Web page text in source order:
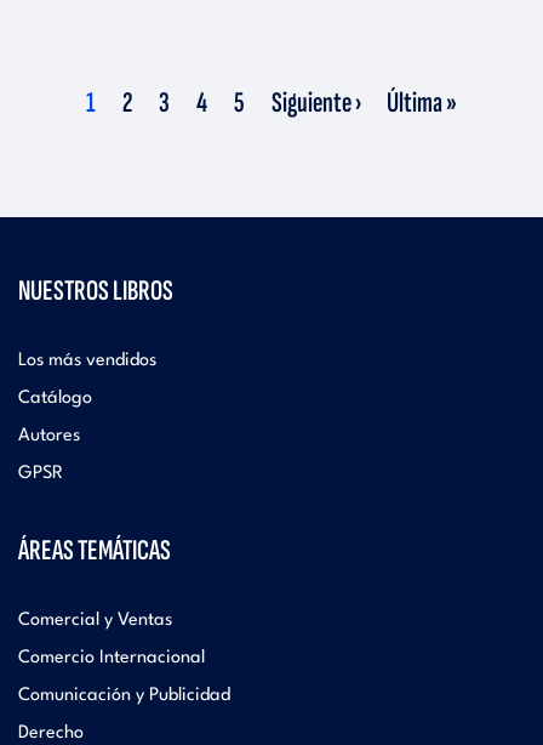
Página
actual
1 Página
2 Página
3 Página
4 Página
5 Siguiente
página
Siguiente › Última
página
Última »
NUESTROS LIBROS
Los más vendidos
Catálogo
Autores
GPSR
ÁREAS TEMÁTICAS
Comercial y Ventas
Comercio Internacional
Comunicación y Publicidad
Derecho